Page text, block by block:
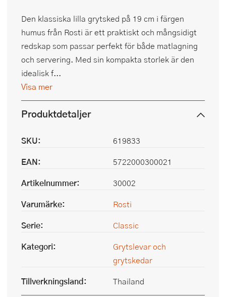
Den klassiska lilla grytsked på 19 cm i färgen
humus från Rosti är ett praktiskt och mångsidigt
redskap som passar perfekt för både matlagning
och servering. Med sin kompakta storlek är den
idealisk f...
Visa mer
Produktdetaljer
SKU:
619833
EAN:
5722000300021
Artikelnummer:
30002
Varumärke:
Rosti
Serie:
Classic
Kategori:
Grytslevar och
grytskedar
Tillverkningsland:
Thailand